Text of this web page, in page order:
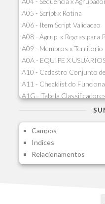
A05 - Script x Rotina
A06 - Item Script Validacao
A08 - Agrup. x Regras para
A09 - Membros x Territorio
A0A - EQUIPE X
A10 - Cadastro Conjunto
A11 - Checklist do
A1G - Tabela
A1H - Itens Tabela
A1J - Itens Aglutinadores
A1N - Tipos de Card
A1O - Cards Dashboard
A1P - Tipos de Charts
A1S - Notificacoes do
Campos
Indices
Relacionamentos